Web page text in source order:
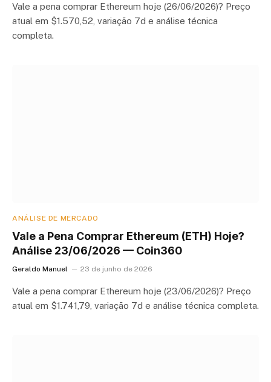
Vale a pena comprar Ethereum hoje (26/06/2026)? Preço
atual em $1.570,52, variação 7d e análise técnica
completa.
ANÁLISE DE MERCADO
Vale a Pena Comprar Ethereum (ETH) Hoje?
Análise 23/06/2026 — Coin360
Geraldo Manuel 23 de junho de 2026
Vale a pena comprar Ethereum hoje (23/06/2026)? Preço
atual em $1.741,79, variação 7d e análise técnica completa.